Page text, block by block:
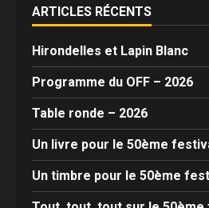
ARTICLES RÉCENTS
Hirondelles et Lapin Blanc
Programme du OFF – 2026
Table ronde – 2026
Un livre pour le 50ème
Un timbre pour le 50ème